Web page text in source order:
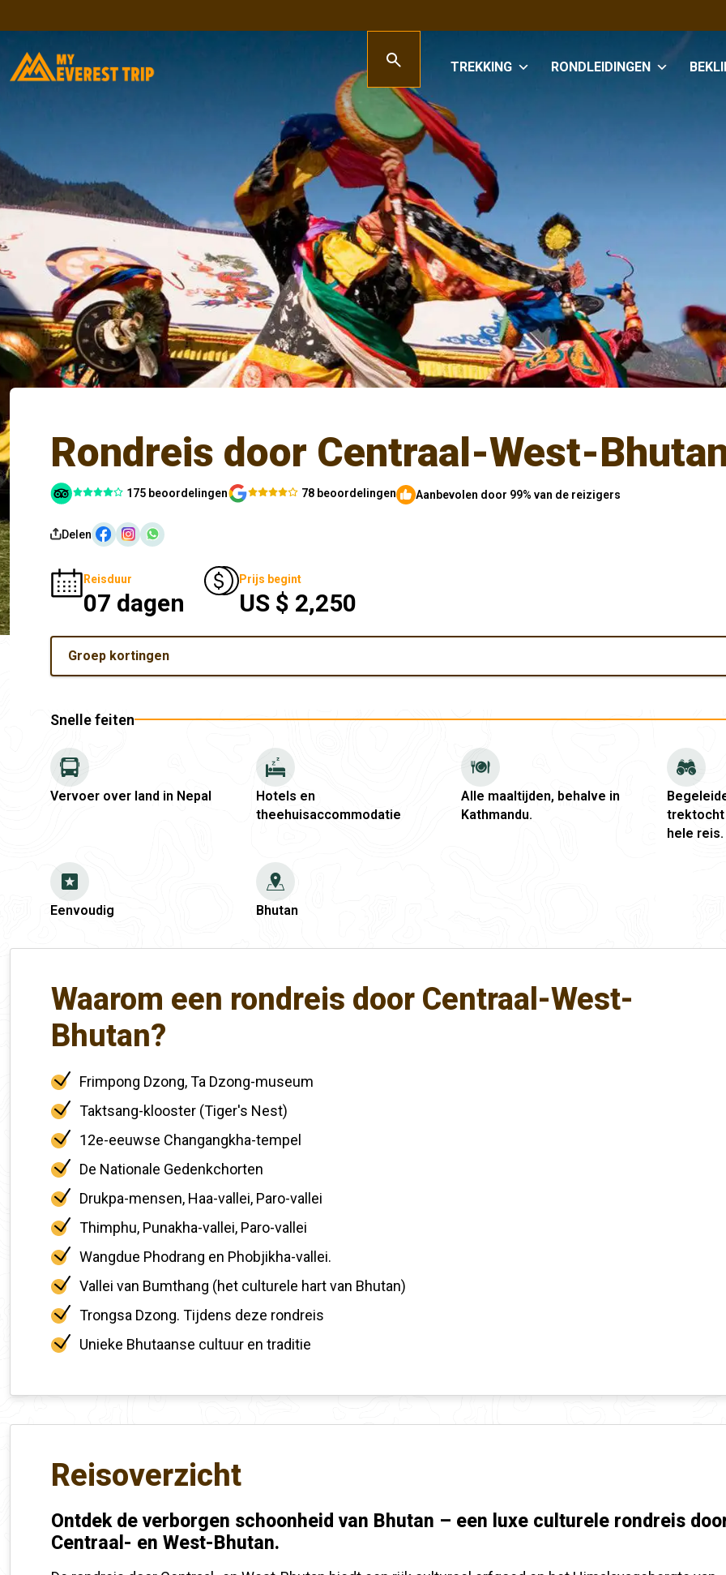
TREKKING RONDLEIDINGEN
Rondreis door Centraal-West-
175 beoordelingen 78 beoordelingen Aanbevolen door 99% van de reizigers
Delen
Reisduur
07 dagen
Prijs begint
US $ 2,250
Groep kortingen
Snelle feiten
Vervoer over land in Nepal
Hotels en
theehuisaccommodatie
Alle maaltijden, behalve in
Kathmandu.
trektocht
hele reis.
Eenvoudig Bhutan
Waarom een ​​rondreis door Centraal-West-
Bhutan?
Frimpong Dzong, Ta Dzong-museum
Taktsang-klooster (Tiger's Nest)
12e-eeuwse Changangkha-tempel
De Nationale Gedenkchorten
Drukpa-mensen, Haa-vallei, Paro-vallei
Thimphu, Punakha-vallei, Paro-vallei
Wangdue Phodrang en Phobjikha-vallei.
Vallei van Bumthang (het culturele hart van Bhutan)
Trongsa Dzong. Tijdens deze rondreis
Unieke Bhutaanse cultuur en traditie
Reisoverzicht
Ontdek de verborgen schoonheid van Bhutan – een luxe culturele rondreis
Centraal- en West-Bhutan.